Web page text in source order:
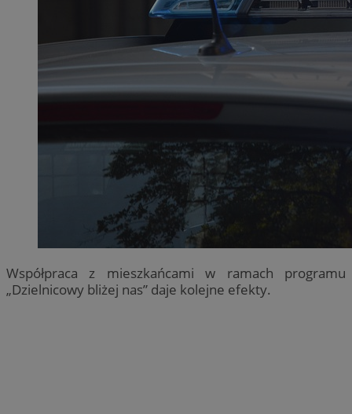
Współpraca z mieszkańcami w ramach programu
„Dzielnicowy bliżej nas” daje kolejne efekty.